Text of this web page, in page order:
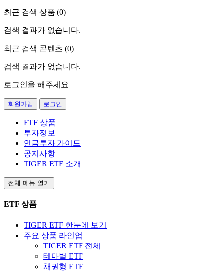
최근 검색 상품 (0)
검색 결과가 없습니다.
최근 검색 콘텐츠 (0)
검색 결과가 없습니다.
로그인을 해주세요
회원가입 로그인
ETF 상품
투자정보
연금투자 가이드
공지사항
TIGER ETF 소개
전체 메뉴 열기
ETF 상품
TIGER ETF 한눈에 보기
주요 상품 라인업
TIGER ETF 전체
테마별 ETF
채권형 ETF